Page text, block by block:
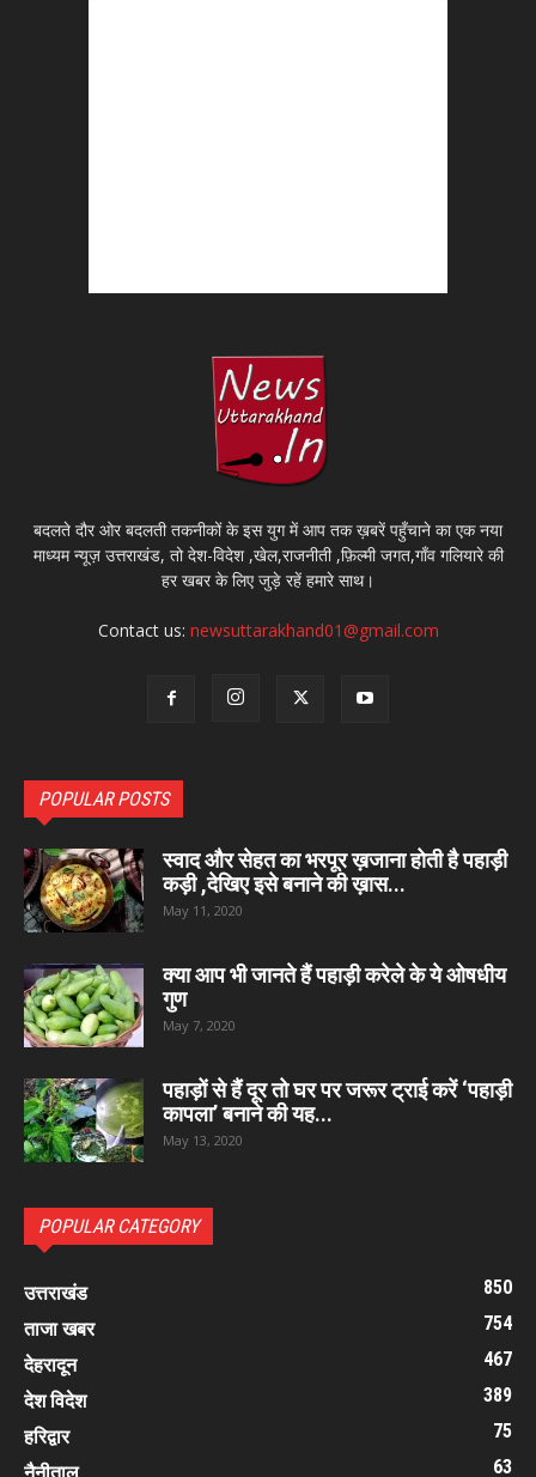
बदलते दौर ओर बदलती तकनीकों के इस युग में आप तक ख़बरें पहुँचाने का एक नया
माध्यम न्यूज़ उत्तराखंड, तो देश-विदेश ,खेल,राजनीती ,फ़िल्मी जगत,गाँव गलियारे की
हर खबर के लिए जुड़े रहें हमारे साथ।
Contact us: newsuttarakhand01@gmail.com
POPULAR POSTS
स्वाद और सेहत का भरपूर ख़जाना होती है पहाड़ी
कड़ी ,देखिए इसे बनाने की ख़ास...
May 11, 2020
क्या आप भी जानते हैं पहाड़ी करेले के ये ओषधीय
गुण
May 7, 2020
पहाड़ों से हैं दूर तो घर पर जरूर ट्राई करें ‘पहाड़ी
कापला’ बनाने की यह...
May 13, 2020
POPULAR CATEGORY
उत्तराखंड
850
ताजा खबर
754
देहरादून
467
देश विदेश
389
हरिद्वार
75
63